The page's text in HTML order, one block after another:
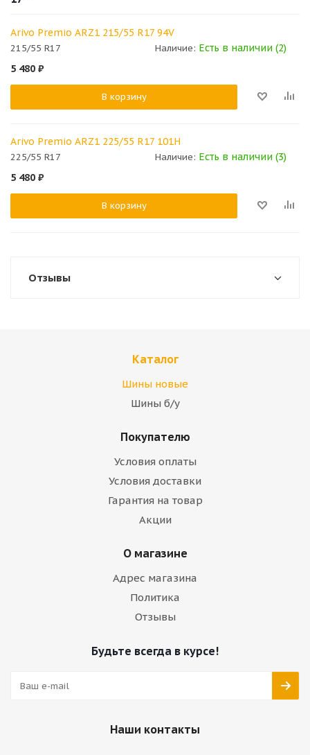
Arivo Premio ARZ1 215/55 R17 94V
215/55 R17 Наличие: Есть в наличии (2)
5 480 ₽
В корзину
Arivo Premio ARZ1 225/55 R17 101H
225/55 R17 Наличие: Есть в наличии (3)
5 480 ₽
В корзину
Отзывы
Каталог
Шины новые
Шины б/у
Покупателю
Условия оплаты
Условия доставки
Гарантия на товар
Акции
О магазине
Адрес магазина
Политика
Отзывы
Будьте всегда в курсе!
Наши контакты